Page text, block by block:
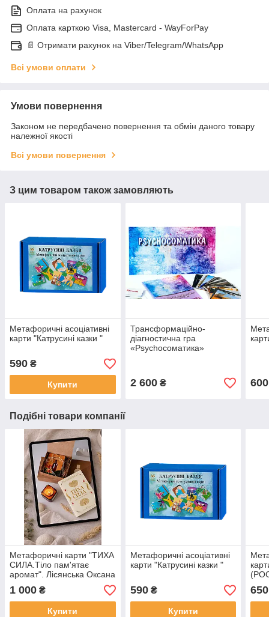
Оплата на рахунок
Оплата карткою Visa, Mastercard - WayForPay
📄 Отримати рахунок на Viber/Telegram/WhatsApp
Всі умови оплати
Умови повернення
Законом не передбачено повернення та обмін даного товару
належної якості
Всі умови повернення
З цим товаром також замовляють
Метафоричні асоціативні
карти "Катрусині казки "
590 ₴
Купити
Трансформаційно-
діагностична гра
«Psychoсоматика»
2 600₴ 600
Подібні товари компанії
Метафоричні карти "ТИХА
СИЛА.Тіло пам'ятає
аромат". Лісянська Оксана
1 000 ₴
Купити
Метафоричні асоціативні
карти "Катрусині казки "
590₴
Купити
650